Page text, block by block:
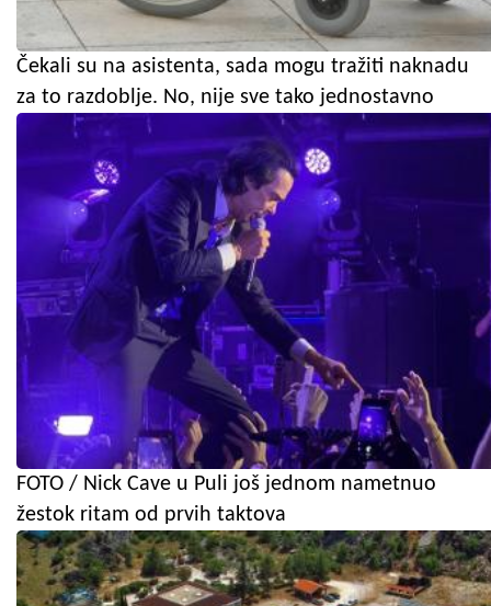
Čekali su na asistenta, sada mogu tražiti naknadu
za to razdoblje. No, nije sve tako jednostavno
FOTO / Nick Cave u Puli još jednom nametnuo
žestok ritam od prvih taktova